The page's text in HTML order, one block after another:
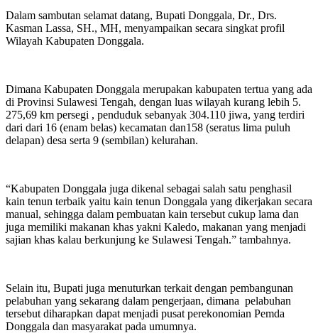
Dalam sambutan selamat datang, Bupati Donggala, Dr., Drs.
Kasman Lassa, SH., MH, menyampaikan secara singkat profil
Wilayah Kabupaten Donggala.
Dimana Kabupaten Donggala merupakan kabupaten tertua yang ada
di Provinsi Sulawesi Tengah, dengan luas wilayah kurang lebih 5.
275,69 km persegi , penduduk sebanyak 304.110 jiwa, yang terdiri
dari dari 16 (enam belas) kecamatan dan158 (seratus lima puluh
delapan) desa serta 9 (sembilan) kelurahan.
“Kabupaten Donggala juga dikenal sebagai salah satu penghasil
kain tenun terbaik yaitu kain tenun Donggala yang dikerjakan secara
manual, sehingga dalam pembuatan kain tersebut cukup lama dan
juga memiliki makanan khas yakni Kaledo, makanan yang menjadi
sajian khas kalau berkunjung ke Sulawesi Tengah.” tambahnya.
Selain itu, Bupati juga menuturkan terkait dengan pembangunan
pelabuhan yang sekarang dalam pengerjaan, dimana pelabuhan
tersebut diharapkan dapat menjadi pusat perekonomian Pemda
Donggala dan masyarakat pada umumnya.